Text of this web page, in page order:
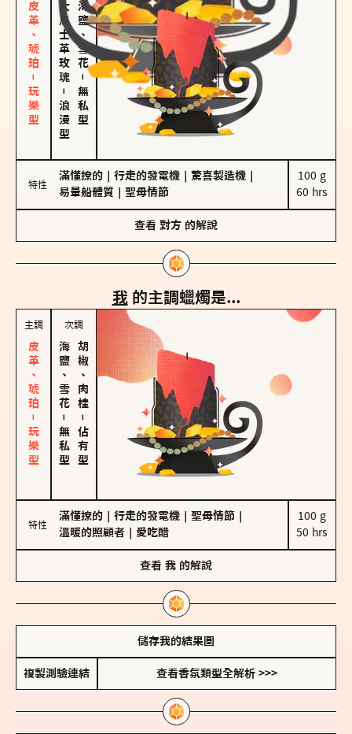
皮革、琥珀－玩樂型 大馬士革玫瑰
－
浪漫型
海鹽、雪花
－
無私型
特性
滿懂撩的 行走的發電機 驚喜製造機
易暈船體質
聖母情節
100 g
60 hrs
查看 對方 的解說
我 的主調蠟燭是...
主調
皮革、琥珀－玩樂型
次調
海鹽、雪花
－
無私型
胡椒、肉桂
－
佔有型
特性
滿懂撩的 行走的發電機 聖母情節
溫暖的照顧者
愛吃醋
100 g
50 hrs
查看 我 的解說
儲存我的結果圖
複製測驗連結 查看香氛類型全解析 >>>